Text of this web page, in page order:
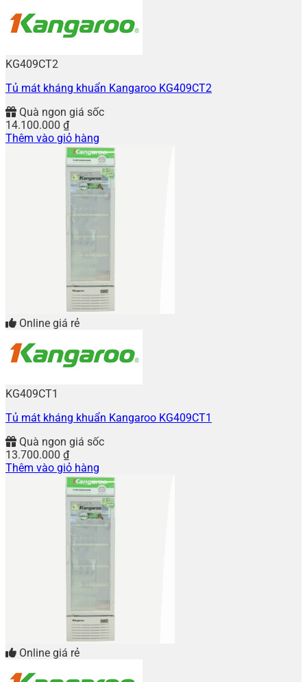
KG409CT2
Tủ mát kháng khuẩn Kangaroo KG409CT2
Quà ngon giá sốc
14.100.000 ₫
Thêm vào giỏ hàng
Online giá rẻ
KG409CT1
Tủ mát kháng khuẩn Kangaroo KG409CT1
Quà ngon giá sốc
13.700.000 ₫
Thêm vào giỏ hàng
Online giá rẻ